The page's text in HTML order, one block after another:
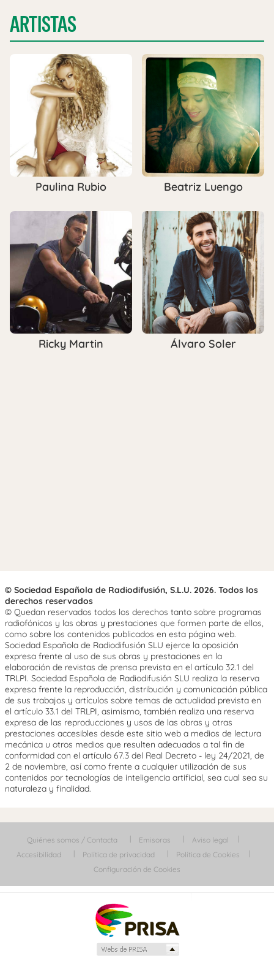
ARTISTAS
Paulina Rubio Beatriz Luengo
Ricky Martin Álvaro Soler
© Sociedad Española de Radiodifusión, S.L.U. 2026. Todos los
derechos reservados
© Quedan reservados todos los derechos tanto sobre programas
radiofónicos y las obras y prestaciones que formen parte de ellos,
como sobre los contenidos publicados en esta página web.
Sociedad Española de Radiodifusión SLU ejerce la oposición
expresa frente al uso de sus obras y prestaciones en la
elaboración de revistas de prensa prevista en el artículo 32.1 del
TRLPI. Sociedad Española de Radiodifusión SLU realiza la reserva
expresa frente la reproducción, distribución y comunicación pública
de sus trabajos y artículos sobre temas de actualidad prevista en
el artículo 33.1 del TRLPI, asimismo, también realiza una reserva
expresa de las reproducciones y usos de las obras y otras
prestaciones accesibles desde este sitio web a medios de lectura
mecánica u otros medios que resulten adecuados a tal fin de
conformidad con el artículo 67.3 del Real Decreto - ley 24/2021, de
2 de noviembre, así como frente a cualquier utilización de sus
contenidos por tecnologías de inteligencia artificial, sea cual sea su
naturaleza y finalidad.
Quiénes somos / Contacta Emisoras
Aviso legal
Accesibilidad
Política de privacidad
Política de Cookies
Configuración de Cookies